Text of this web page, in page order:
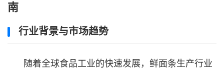
南
行业背景与市场趋势
随着全球食品工业的快速发展，鲜面条生产行业